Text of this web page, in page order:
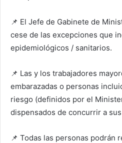
📌 El Jefe de Gabinete de
cese de las excepciones que
epidemiológicos / sanitarios.
📌 Las y los trabajadores
embarazadas o personas
riesgo (definidos por el
dispensados de concurrir a
📌 Todas las personas podrán